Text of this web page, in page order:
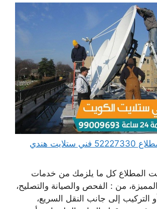
فني ستلايت المطلاع 52227330 فني ستلايت هندي
المطلاع كل ما يلزمك من خدمات
من : الفحص والصيانة والتصليح،
التركيب إلى جانب النقل السريع،